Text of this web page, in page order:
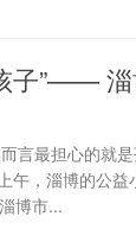
子”——
最担心的就是
午，淄博的
博市...